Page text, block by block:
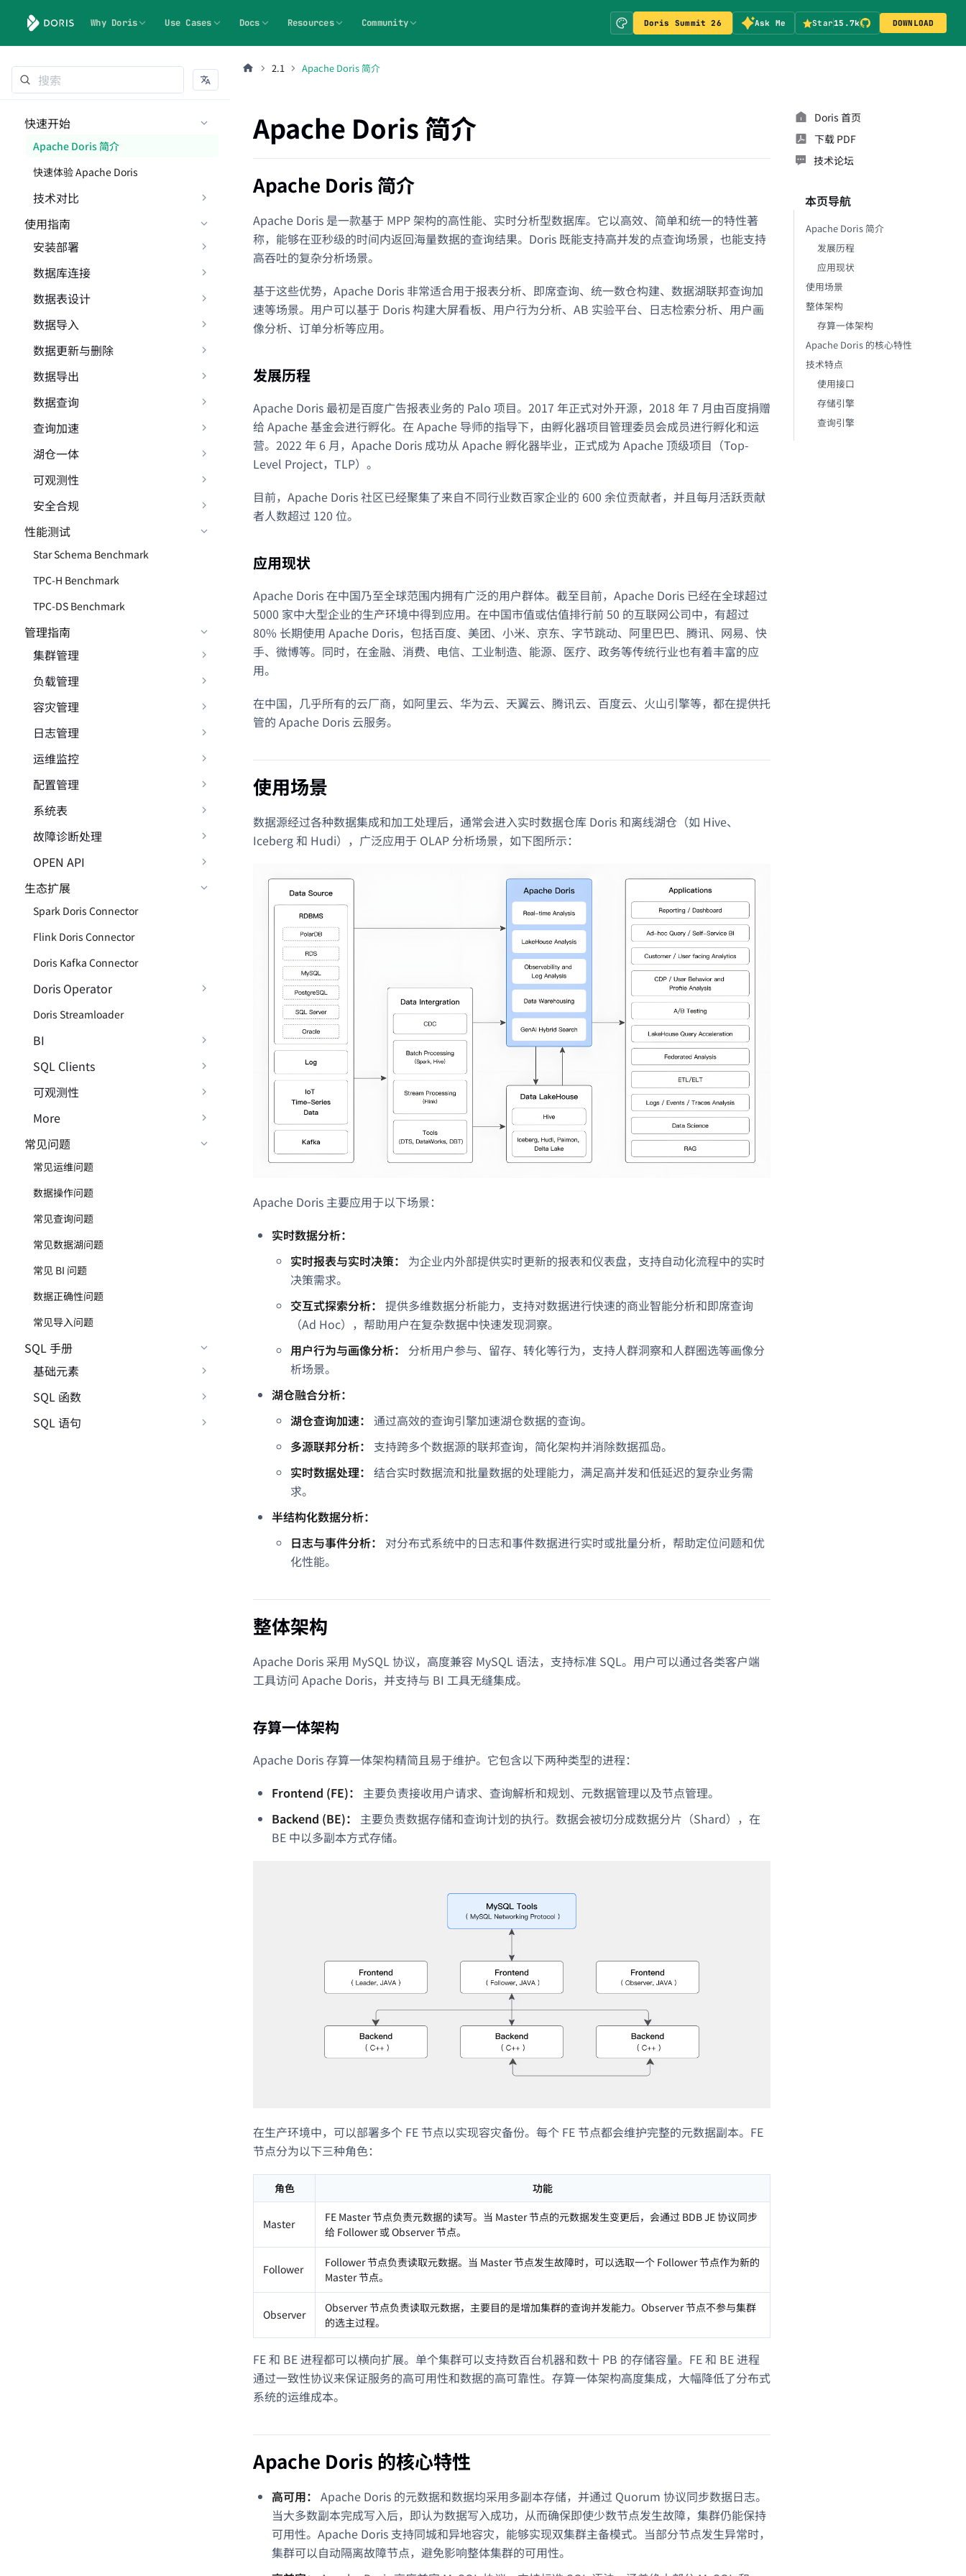
Why Doris Use Cases Docs Resources Community Doris Summit 26 Ask Me Star15.7k DOWNLOAD
快速开始
Apache Doris 简介
快速体验 Apache Doris
技术对比
使用指南
安装部署
数据库连接
数据表设计
数据导入
数据更新与删除
数据导出
数据查询
查询加速
湖仓一体
可观测性
安全合规
性能测试
Star Schema Benchmark
TPC-H Benchmark
TPC-DS Benchmark
管理指南
集群管理
负载管理
容灾管理
日志管理
运维监控
配置管理
系统表
故障诊断处理
OPEN API
生态扩展
Spark Doris Connector
Flink Doris Connector
Doris Kafka Connector
Doris Operator
Doris Streamloader
BI
SQL Clients
可观测性
More
常见问题
常见运维问题
数据操作问题
常见查询问题
常见数据湖问题
常见 BI 问题
数据正确性问题
常见导入问题
SQL 手册
基础元素
SQL 函数
SQL 语句
2.1 Apache Doris 简介
Apache Doris 简介
Apache Doris 简介
Apache Doris 是一款基于 MPP 架构的高性能、实时分析型数据库。它以高效、简单和统一的特性著
称，能够在亚秒级的时间内返回海量数据的查询结果。Doris 既能支持高并发的点查询场景，也能支持
高吞吐的复杂分析场景。
基于这些优势，Apache Doris 非常适合用于报表分析、即席查询、统一数仓构建、数据湖联邦查询加
速等场景。用户可以基于 Doris 构建大屏看板、用户行为分析、AB 实验平台、日志检索分析、用户画
像分析、订单分析等应用。
发展历程
Apache Doris 最初是百度广告报表业务的 Palo 项目。2017 年正式对外开源，2018 年 7 月由百度捐赠
给 Apache 基金会进行孵化。在 Apache 导师的指导下，由孵化器项目管理委员会成员进行孵化和运
营。2022 年 6 月，Apache Doris 成功从 Apache 孵化器毕业，正式成为 Apache 顶级项目（Top-
Level Project，TLP）。
目前，Apache Doris 社区已经聚集了来自不同行业数百家企业的 600 余位贡献者，并且每月活跃贡献
者人数超过 120 位。
应用现状
Apache Doris 在中国乃至全球范围内拥有广泛的用户群体。截至目前，Apache Doris 已经在全球超过
5000 家中大型企业的生产环境中得到应用。在中国市值或估值排行前 50 的互联网公司中，有超过
80% 长期使用 Apache Doris，包括百度、美团、小米、京东、字节跳动、阿里巴巴、腾讯、网易、快
手、微博等。同时，在金融、消费、电信、工业制造、能源、医疗、政务等传统行业也有着丰富的应
用。
在中国，几乎所有的云厂商，如阿里云、华为云、天翼云、腾讯云、百度云、火山引擎等，都在提供托
管的 Apache Doris 云服务。
使用场景
数据源经过各种数据集成和加工处理后，通常会进入实时数据仓库 Doris 和离线湖仓（如 Hive、
Iceberg 和 Hudi），广泛应用于 OLAP 分析场景，如下图所示：
Apache Doris 主要应用于以下场景：
实时数据分析：
实时报表与实时决策：
为企业内外部提供实时更新的报表和仪表盘，支持自动化流程中的实时
决策需求。
交互式探索分析： 提供多维数据分析能力，支持对数据进行快速的商业智能分析和即席查询
（Ad Hoc），帮助用户在复杂数据中快速发现洞察。
用户行为与画像分析：
分析用户参与、留存、转化等行为，支持人群洞察和人群圈选等画像分
析场景。
湖仓融合分析：
湖仓查询加速： 通过高效的查询引擎加速湖仓数据的查询。
多源联邦分析：
支持跨多个数据源的联邦查询，简化架构并消除数据孤岛。
实时数据处理： 结合实时数据流和批量数据的处理能力，满足高并发和低延迟的复杂业务需
求。
半结构化数据分析：
日志与事件分析：
对分布式系统中的日志和事件数据进行实时或批量分析，帮助定位问题和优
化性能。
整体架构
Apache Doris 采用 MySQL 协议，高度兼容 MySQL 语法，支持标准 SQL。用户可以通过各类客户端
工具访问 Apache Doris，并支持与 BI 工具无缝集成。
存算一体架构
Apache Doris 存算一体架构精简且易于维护。它包含以下两种类型的进程：
Frontend (FE)：
主要负责接收用户请求、查询解析和规划、元数据管理以及节点管理。
Backend (BE)：
主要负责数据存储和查询计划的执行。数据会被切分成数据分片（Shard），在
BE 中以多副本方式存储。
在生产环境中，可以部署多个 FE 节点以实现容灾备份。每个 FE 节点都会维护完整的元数据副本。FE
节点分为以下三种角色：
角色 功能
Master
FE Master 节点负责元数据的读写。当 Master 节点的元数据发生变更后，会通过 BDB JE 协议同步
给 Follower 或 Observer 节点。
Follower
Follower 节点负责读取元数据。当 Master 节点发生故障时，可以选取一个 Follower 节点作为新的
Master 节点。
Observer
Observer 节点负责读取元数据，主要目的是增加集群的查询并发能力。Observer 节点不参与集群
的选主过程。
FE 和 BE 进程都可以横向扩展。单个集群可以支持数百台机器和数十 PB 的存储容量。FE 和 BE 进程
通过一致性协议来保证服务的高可用性和数据的高可靠性。存算一体架构高度集成，大幅降低了分布式
系统的运维成本。
Apache Doris 的核心特性
高可用： Apache Doris 的元数据和数据均采用多副本存储，并通过 Quorum 协议同步数据日志。
当大多数副本完成写入后，即认为数据写入成功，从而确保即使少数节点发生故障，集群仍能保持
可用性。Apache Doris 支持同城和异地容灾，能够实现双集群主备模式。当部分节点发生异常时，
集群可以自动隔离故障节点，避免影响整体集群的可用性。
Doris 首页
下载 PDF
技术论坛
本页导航
Apache Doris 简介
发展历程
应用现状
使用场景
整体架构
存算一体架构
Apache Doris 的核心特性
技术特点
使用接口
存储引擎
查询引擎